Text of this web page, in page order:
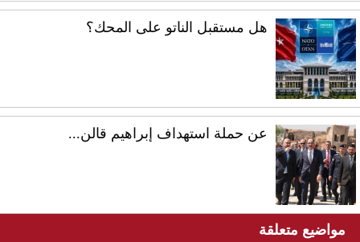
هل مستقبل الناتو على المحك؟
عن حملة استهداف إبراهيم قالن...
مواضيع متعلقة